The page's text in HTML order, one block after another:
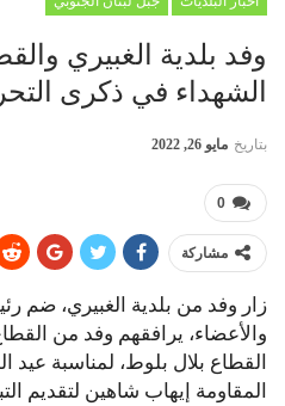
وفد بلدية الغبيري
الشهداء في ذكرى
بتاريخ مايو 26, 2022
0
مشاركة
زار وفد من بلدية الغبيري، ضم
والأعضاء، يرافقهم وفد من
القطاع بلال بلوط، لمناسبة عيد
المقاومة إيهاب شاهين لتقديم